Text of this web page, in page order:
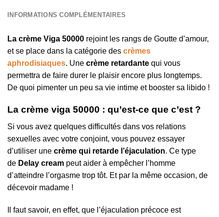
INFORMATIONS COMPLÉMENTAIRES
La crème Viga 50000 rejoint les rangs de Goutte d’amour,
et se place dans la catégorie des crèmes
aphrodisiaques. Une crème retardante qui vous
permettra de faire durer le plaisir encore plus longtemps.
De quoi pimenter un peu sa vie intime et booster sa libido !
La crème viga 50000 : qu’est-ce que c’est ?
Si vous avez quelques difficultés dans vos relations
sexuelles avec votre conjoint, vous pouvez essayer
d’utiliser une crème qui retarde l’éjaculation. Ce type
de Delay cream peut aider à empêcher l’homme
d’atteindre l’orgasme trop tôt. Et par la même occasion, de
décevoir madame !
Il faut savoir, en effet, que l’éjaculation précoce est